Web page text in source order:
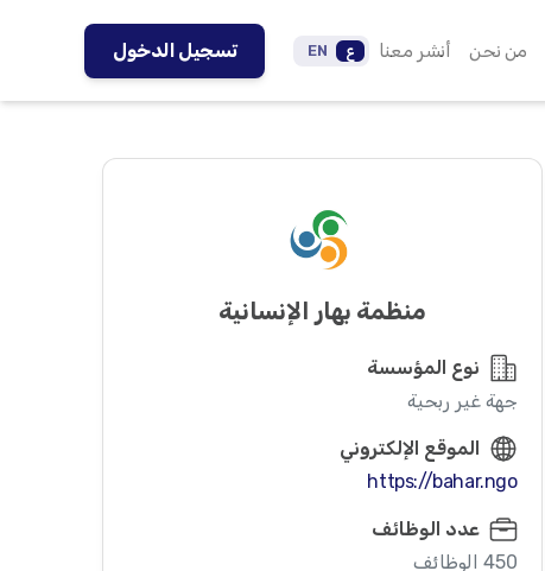
من نحن أنشر معنا ع EN تسجيل الدخول
منظمة بهار الإنسانية
نوع المؤسسة
جهة غير ربحية
الموقع الإلكتروني
https://bahar.ngo
عدد الوظائف
450 الوظائف